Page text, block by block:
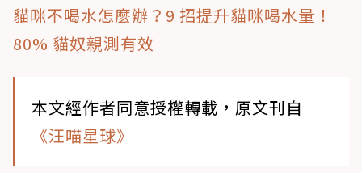
貓咪不喝水怎麼辦？9 招提升貓咪喝水量！
80% 貓奴親測有效
本文經作者同意授權轉載，原文刊自
《汪喵星球》